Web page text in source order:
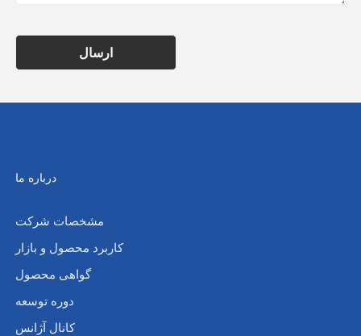
ارسال
درباره ما
مشخصات شرکت
کاربرد محصول و بازار
گواهی محصول
دوره توسعه
کانال آژانس